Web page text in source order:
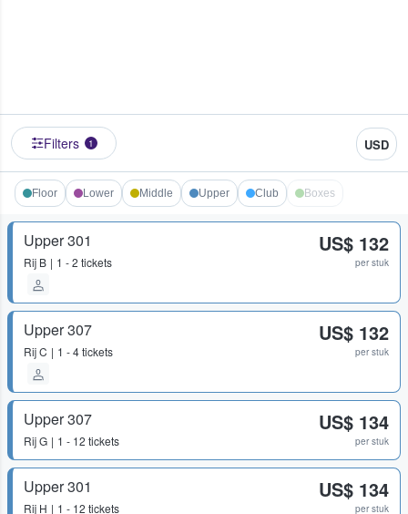
Filters 1 USD
Floor Lower Middle Upper Club Boxes
Upper 301
Rij B 1 - 2 tickets
US$ 132
per stuk
Upper 307
RijC 1 - 4 tickets
US$ 132
per stuk
Upper 307
RijG 1 - 12 tickets
US$ 134
per stuk
Upper 301
Rij H 1 - 12 tickets
US$ 134
per stuk